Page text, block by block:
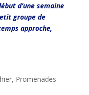
d’une semaine
groupe de
approche,
, Promenades